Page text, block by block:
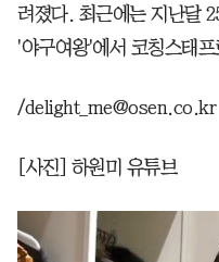
려졌다. 최근에는 지난달
'야구여왕'에서 코칭스태
/delight_me@osen.co.kr
[사진] 하원미 유튜브